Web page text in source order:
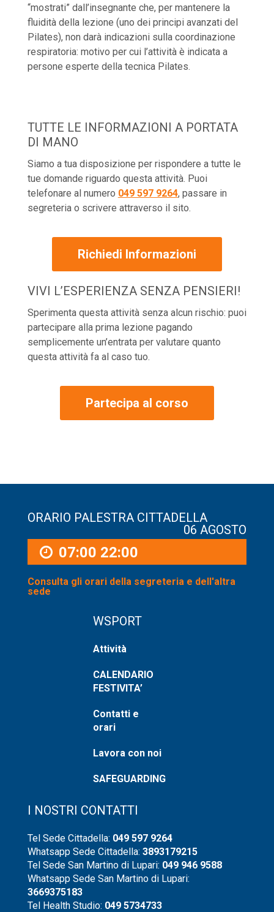
“mostrati” dall’insegnante che, per mantenere la
fluidità della lezione (uno dei principi avanzati del
Pilates), non darà indicazioni sulla coordinazione
respiratoria: motivo per cui l’attività è indicata a
persone esperte della tecnica Pilates.
TUTTE LE INFORMAZIONI A PORTATA
DI MANO
Siamo a tua disposizione per rispondere a tutte le
tue domande riguardo questa attività. Puoi
telefonare al numero 049 597 9264, passare in
segreteria o scrivere attraverso il sito.
Richiedi Informazioni
VIVI L’ESPERIENZA SENZA PENSIERI!
Sperimenta questa attività senza alcun rischio: puoi
partecipare alla prima lezione pagando
semplicemente un’entrata per valutare quanto
questa attività fa al caso tuo.
Partecipa al corso
ORARIO PALESTRA CITTADELLA
06 AGOSTO
07:00 22:00
Consulta gli orari della segreteria e dell'altra
sede
WSPORT
Attività
CALENDARIO
FESTIVITA’
Contatti e
orari
Lavora con noi
SAFEGUARDING
I NOSTRI CONTATTI
Tel Sede Cittadella: 049 597 9264
Whatsapp Sede Cittadella: 3893179215
Tel Sede San Martino di Lupari: 049 946 9588
Whatsapp Sede San Martino di Lupari:
3669375183
Tel Health Studio: 049 5734733